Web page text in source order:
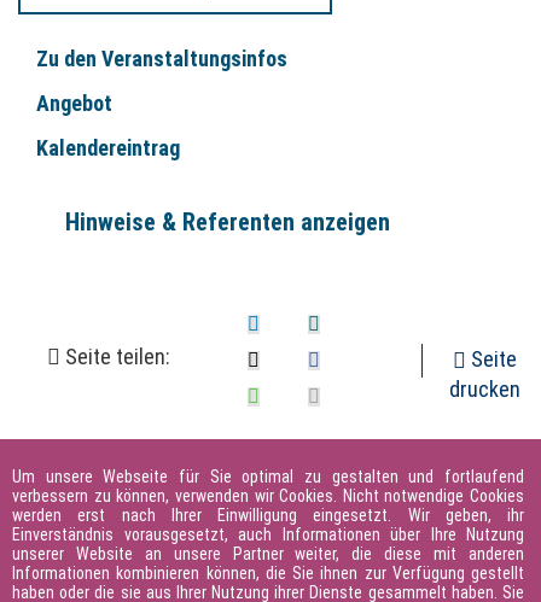
Zu den Veranstaltungsinfos
Angebot
Kalendereintrag
Hinweise & Referenten anzeigen
Seite teilen:
Seite
drucken
Um unsere Webseite für Sie optimal zu gestalten und fortlaufend
verbessern zu können, verwenden wir Cookies. Nicht notwendige Cookies
werden erst nach Ihrer Einwilligung eingesetzt. Wir geben, ihr
Einverständnis vorausgesetzt, auch Informationen über Ihre Nutzung
unserer Website an unsere Partner weiter, die diese mit anderen
Informationen kombinieren können, die Sie ihnen zur Verfügung gestellt
haben oder die sie aus Ihrer Nutzung ihrer Dienste gesammelt haben. Sie